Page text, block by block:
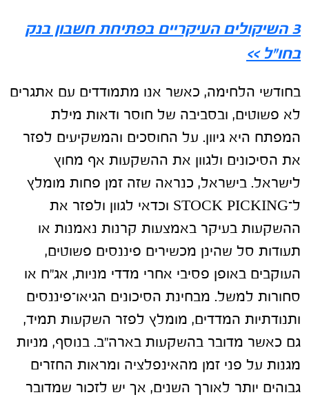
3 השיקולים העיקריים בפתיחת חשבון בנק
בחו"ל >>
בחודשי הלחימה, כאשר אנו מתמודדים עם אתגרים
לא פשוטים, ובסביבה של חוסר ודאות מילת
המפתח היא גיוון. על החוסכים והמשקיעים לפזר
את הסיכונים ולגוון את ההשקעות אף מחוץ
לישראל. בישראל, כנראה שזה זמן פחות מומלץ
ל־STOCK PICKING וכדאי לגוון ולפזר את
ההשקעות בעיקר באמצעות קרנות נאמנות או
תעודות סל שהינן מכשירים פיננסים פשוטים,
העוקבים באופן פסיבי אחרי מדדי מניות, אג״ח או
סחורות למשל. מבחינת הסיכונים הגיאו־פיננסים
ותנודתיות המדדים, מומלץ לפזר השקעות תמיד,
גם כאשר מדובר בהשקעות בארה"ב. בנוסף, מניות
מגנות על פני זמן מהאינפלציה ומראות החזרים
גבוהים יותר לאורך השנים, אך יש לזכור שמדובר